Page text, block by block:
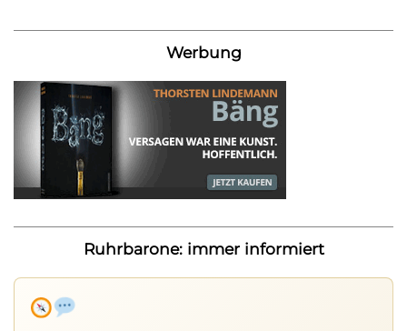
Werbung
Ruhrbarone: immer informiert